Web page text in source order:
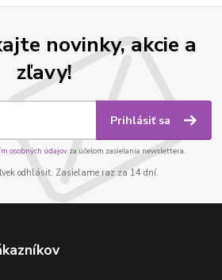
novinky, akcie a
zľavy!
Prihlásiť sa
osobných údajov za účelom zasielania newslettera.
odhlásiť. Zasielame raz za 14 dní.